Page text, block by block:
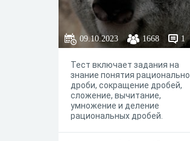
09.10.2023 1668 1
Тест включает задания на
знание понятия
дроби, сокращение дробей,
сложение, вычитание,
умножение и деление
рациональных дробей.